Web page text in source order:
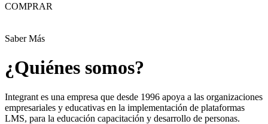
COMPRAR
Saber Más
¿Quiénes somos?
Integrant es una empresa que desde 1996 apoya a las organizaciones
empresariales y educativas en la implementación de plataformas
LMS, para la educación capacitación y desarrollo de personas.